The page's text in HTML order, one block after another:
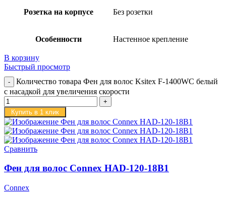
Розетка на корпусе Без розетки
Особенности Настенное крепление
В корзину
Быстрый просмотр
Количество товара Фен для волос Ksitex F-1400WC белый
с насадкой для увеличения скорости
Купить в 1 клик
Сравнить
Фен для волос Connex HAD-120-18B1
Connex